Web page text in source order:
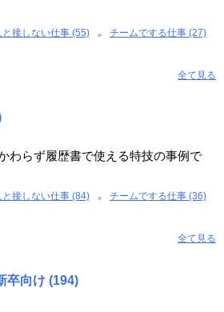
と接しない仕事 (55) チームでする仕事 (27)
全て見る
わらず履歴書で使える特技の事例で
と接しない仕事 (84) チームでする仕事 (36)
全て見る
卒向け (194)